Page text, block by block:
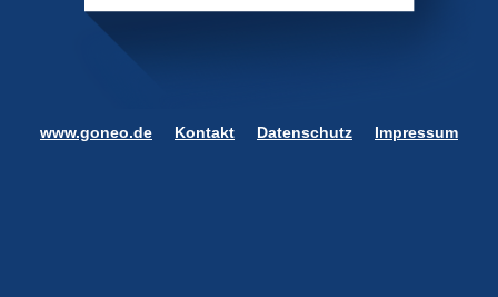
www.goneo.de Kontakt Datenschutz Impressum